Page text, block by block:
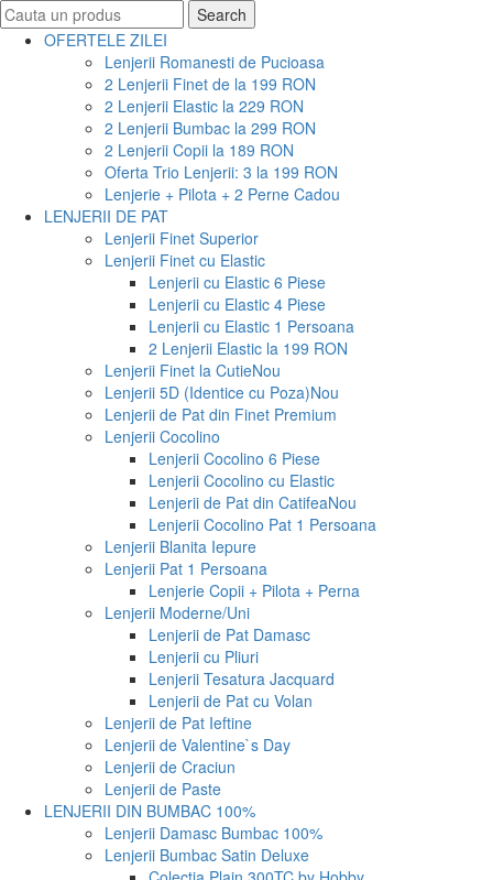
Search
for:
Search
OFERTELE ZILEI
Lenjerii Romanesti de Pucioasa
2 Lenjerii Finet de la 199 RON
2 Lenjerii Elastic la 229 RON
2 Lenjerii Bumbac la 299 RON
2 Lenjerii Copii la 189 RON
Oferta Trio Lenjerii: 3 la 199 RON
Lenjerie + Pilota + 2 Perne Cadou
LENJERII DE PAT
Lenjerii Finet Superior
Lenjerii Finet cu Elastic
Lenjerii cu Elastic 6 Piese
Lenjerii cu Elastic 4 Piese
Lenjerii cu Elastic 1 Persoana
2 Lenjerii Elastic la 199 RON
Lenjerii Finet la CutieNou
Lenjerii 5D (Identice cu Poza)Nou
Lenjerii de Pat din Finet Premium
Lenjerii Cocolino
Lenjerii Cocolino 6 Piese
Lenjerii Cocolino cu Elastic
Lenjerii de Pat din CatifeaNou
Lenjerii Cocolino Pat 1 Persoana
Lenjerii Blanita Iepure
Lenjerii Pat 1 Persoana
Lenjerie Copii + Pilota + Perna
Lenjerii Moderne/Uni
Lenjerii de Pat Damasc
Lenjerii cu Pliuri
Lenjerii Tesatura Jacquard
Lenjerii de Pat cu Volan
Lenjerii de Pat Ieftine
Lenjerii de Valentine`s Day
Lenjerii de Craciun
Lenjerii de Paste
LENJERII DIN BUMBAC 100%
Lenjerii Damasc Bumbac 100%
Lenjerii Bumbac Satin Deluxe